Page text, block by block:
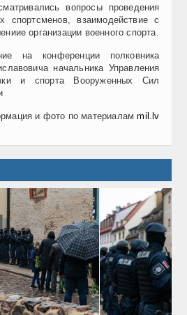
вопросы проведения
спортсменов, взаимодействие с
организации военного спорта.
на конференции полковника
начальника Управления
и спорта Вооруженных Сил
и фото по материаламmil.lv